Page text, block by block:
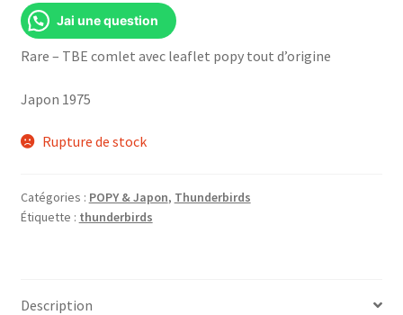
Jai une question
Rare – TBE comlet avec leaflet popy tout d’origine
Japon 1975
Rupture de stock
Catégories : POPY & Japon, Thunderbirds
Étiquette : thunderbirds
Description